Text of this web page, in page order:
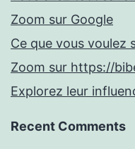
Zoom sur Google
Ce que vous voulez
Zoom sur https://
Explorez leur
Recent Comments